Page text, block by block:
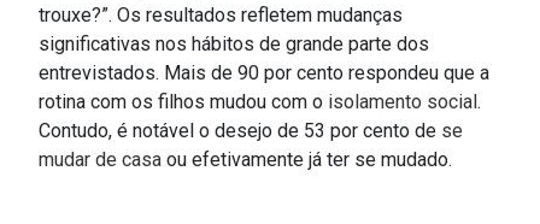
trouxe?”. Os resultados refletem mudanças
significativas nos hábitos de grande parte dos
entrevistados. Mais de 90 por cento respondeu que a
rotina com os filhos mudou com o isolamento social .
Contudo, é notável o desejo de 53 por cento de se
mudar de casa ou efetivamente já ter se mudado.